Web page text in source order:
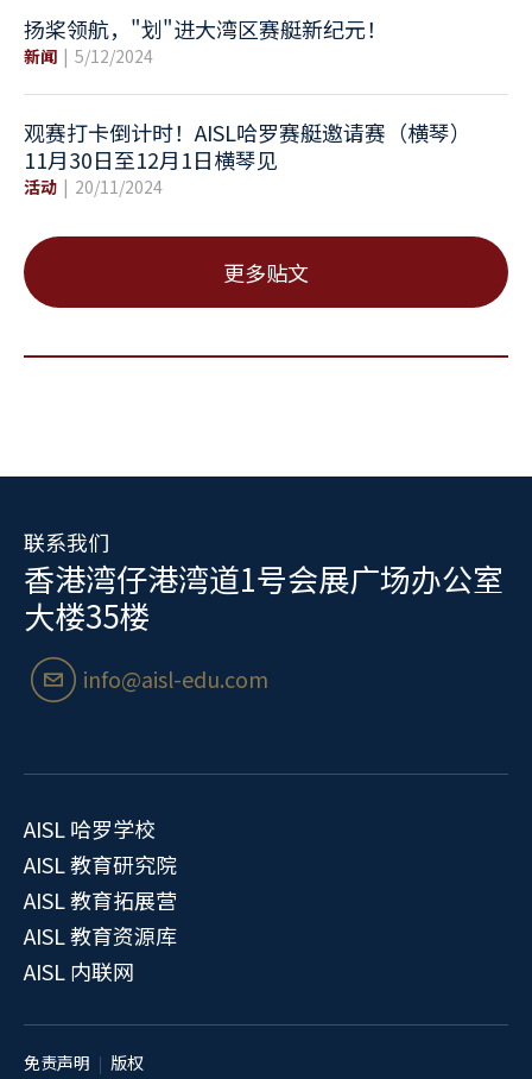
扬桨领航，"划"进大湾区赛艇新纪元！
新闻 5/12/2024
观赛打卡倒计时！AISL哈罗赛艇邀请赛（横琴）
11月30日至12月1日横琴见
活动 20/11/2024
更多贴文
联系我们
香港湾仔港湾道1号会展广场办公室
大楼35楼
email04 info@aisl-edu.com
AISL 哈罗学校
AISL 教育研究院
AISL 教育拓展营
AISL 教育资源库
AISL 内联网
免责声明
版权